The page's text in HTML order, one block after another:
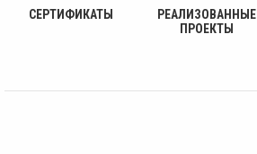
СЕРТИФИКАТЫ
РЕАЛИЗОВАННЫЕ
ПРОЕКТЫ